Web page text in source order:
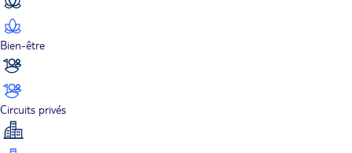
Bien-être
Circuits privés